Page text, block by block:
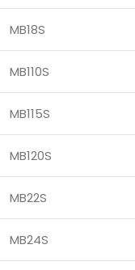
MB18S
MB110S
MB115S
MB120S
MB22S
MB24S